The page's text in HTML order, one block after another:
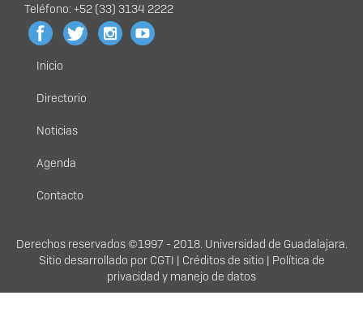
Teléfono: +52 (33) 3134 2222
Menú
principal
Inicio
Directorio
Noticias
Agenda
Contacto
Derechos
Derechos reservados ©1997 - 2018. Universidad de Guadalajara.
Sitio desarrollado por CGTI | Créditos de sitio | Política de
privacidad y manejo de datos